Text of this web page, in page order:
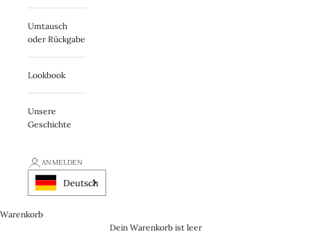
Umtausch
oder Rückgabe
Lookbook
Unsere
Geschichte
ANMELDEN
Deutsch
Warenkorb
Dein Warenkorb ist leer